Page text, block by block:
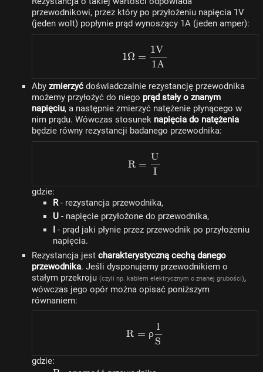
przewodnikowi, przez który po przyłożeniu napięcia 1V
(jeden wolt) popłynie prąd wynoszący 1A (jeden amper):
1 \Omega =
1Ω =
1A
1V
Aby zmierzyć doświadczalnie rezystancję przewodnika
możemy przyłożyć do niego prąd stały o znanym
napięciu, a następnie zmierzyć natężenie płynącego w
nim prądu. Wówczas stosunek napięcia do natężenia
będzie równy rezystancji badanego przewodnika:
R = \dfrac{U}{I}
R =
I
U
gdzie:
R- rezystancja przewodnika,
U - napięcie przyłożone do przewodnika,
I - prąd jaki płynie przez przewodnik po przyłożeniu
napięcia.
Rezystancja jest charakterystyczną cechą danego
przewodnika. Jeśli dysponujemy przewodnikiem o
stałym przekroju (czyli np. kablem elektrycznym o znanej grubości),
wówczas jego opór można opisać poniższym
równaniem:
R = \rho \dfrac{l}{S}
R = ρ
S
l
gdzie: